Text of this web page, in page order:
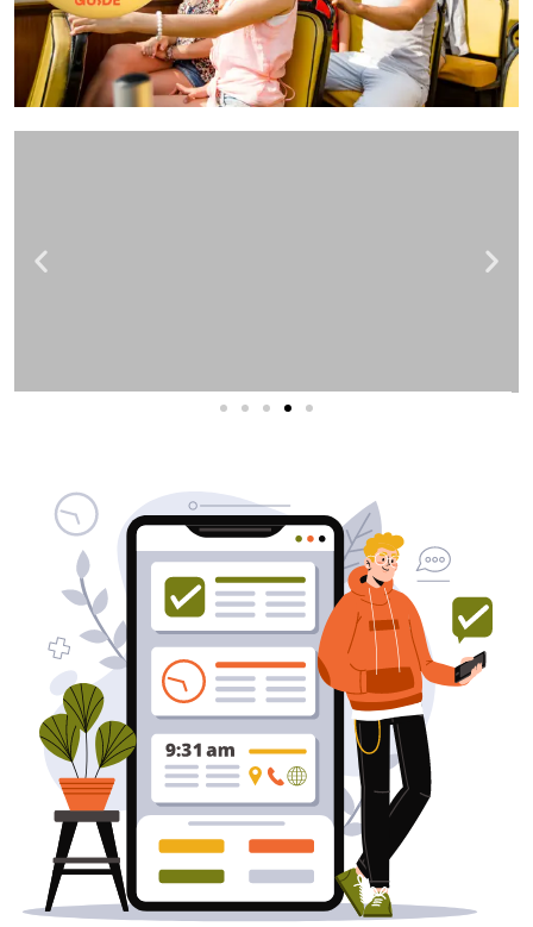
בעל/ת עסק? סוכנות ניהול מוניטין
לקידום, שיווק ופרסום באינטרנט
כאן עבורך!
לפרטים